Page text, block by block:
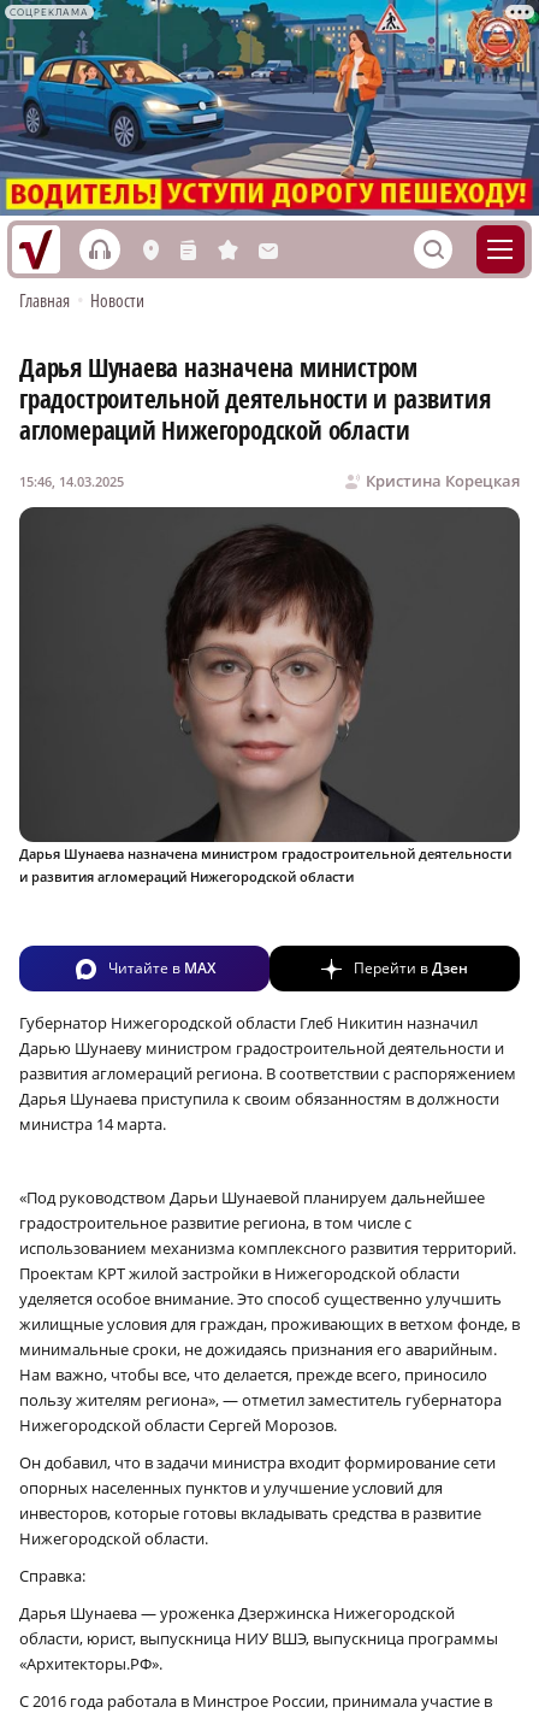
СОЦРЕКЛАМА
h L n s M S
Главная • Новости
Дарья Шунаева назначена министром
градостроительной деятельности и развития
агломераций Нижегородской области
Кристина Корецкая
15:46, 14.03.2025
Дарья Шунаева назначена министром градостроительной деятельности
и развития агломераций Нижегородской области
Читайте в MAX Перейти вДзен
Губернатор Нижегородской области Глеб Никитин назначил
Дарью Шунаеву министром градостроительной деятельности и
развития агломераций региона. В соответствии с распоряжением
Дарья Шунаева приступила к своим обязанностям в должности
министра 14 марта.
«Под руководством Дарьи Шунаевой планируем дальнейшее
градостроительное развитие региона, в том числе с
использованием механизма комплексного развития территорий.
Проектам КРТ жилой застройки в Нижегородской области
уделяется особое внимание. Это способ существенно улучшить
жилищные условия для граждан, проживающих в ветхом фонде, в
минимальные сроки, не дожидаясь признания его аварийным.
Нам важно, чтобы все, что делается, прежде всего, приносило
пользу жителям региона», — отметил заместитель губернатора
Нижегородской области Сергей Морозов.
Он добавил, что в задачи министра входит формирование сети
опорных населенных пунктов и улучшение условий для
инвесторов, которые готовы вкладывать средства в развитие
Нижегородской области.
Справка:
Дарья Шунаева — уроженка Дзержинска Нижегородской
области, юрист, выпускница НИУ ВШЭ, выпускница программы
«Архитекторы.РФ».
С 2016 года работала в Минстрое России, принимала участие в